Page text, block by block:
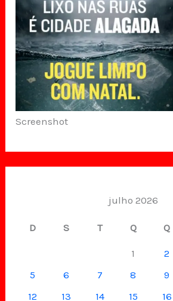
Screenshot
julho 2026
D S T Q Q
1 2
5
6 7 8 9
12
13 14 15 16